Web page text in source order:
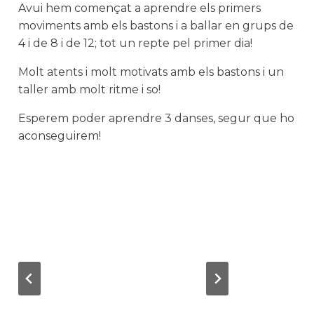
Avui hem començat a aprendre els primers
moviments amb els bastons i a ballar en grups de
4 i de 8 i de 12; tot un repte pel primer dia!
Molt atents i molt motivats amb els bastons i un
taller amb molt ritme i so!
Esperem poder aprendre 3 danses, segur que ho
aconseguirem!